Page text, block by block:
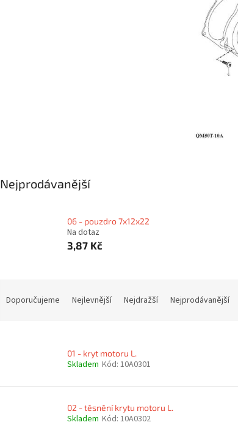
Nejprodávanější
06 - pouzdro 7x12x22
Na dotaz
3,87 Kč
Doporučujeme Nejlevnější Nejdražší Nejprodávanější
01 - kryt motoru L.
Skladem Kód: 10A0301
02 - těsnění krytu motoru L.
Skladem Kód: 10A0302